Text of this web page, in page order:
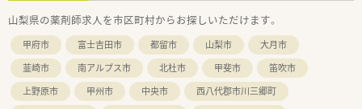
■新年会や運動会、BBQなど、部署や役職を超えた交流イベント
も活発に開催されています。
山梨県の薬剤師求人を市区町村からお探しいただけます。
甲府市 富士吉田市 都留市 山梨市
大月市
韮崎市
南アルプス市 北杜市 甲斐市
笛吹市
上野原市
甲州市 中央市
西八代郡市川三郷町